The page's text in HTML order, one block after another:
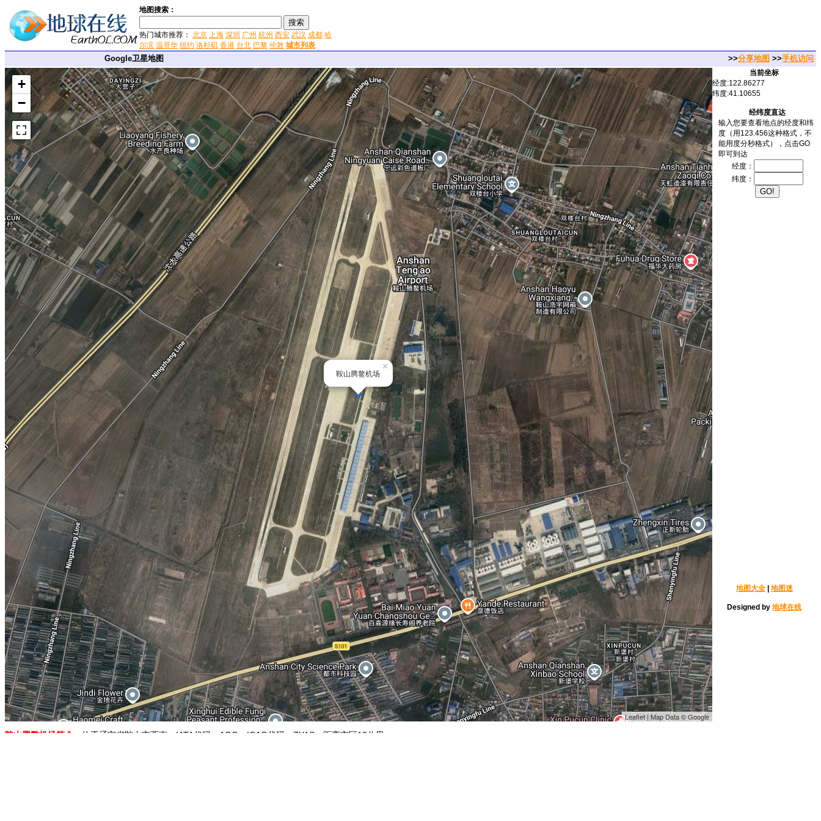
地图搜索：
热门城市推荐： 北京 上海 深圳 广州 杭州 西安 武汉 成都 哈
尔滨 温哥华 纽约 洛杉矶 香港 台北 巴黎 伦敦 城市列表
Google卫星地图 >>分享地图 >>手机访问
鞍山腾鳌机场
×
+
−
Leaflet | Map Data © Google
鞍山腾鳌机场简介：
位于辽宁省鞍山市西南，IATA代码：AOG；ICAO代码：ZYAS，距离市区12公里。
当前坐标
经度:122.86277
纬度:41.10655
经纬度直达
输入您要查看地点的经度和纬
度（用123.456这种格式，不
能用度分秒格式），点击GO
即可到达
经度：
纬度：
地图大全| 地图迷
Designed by 地球在线